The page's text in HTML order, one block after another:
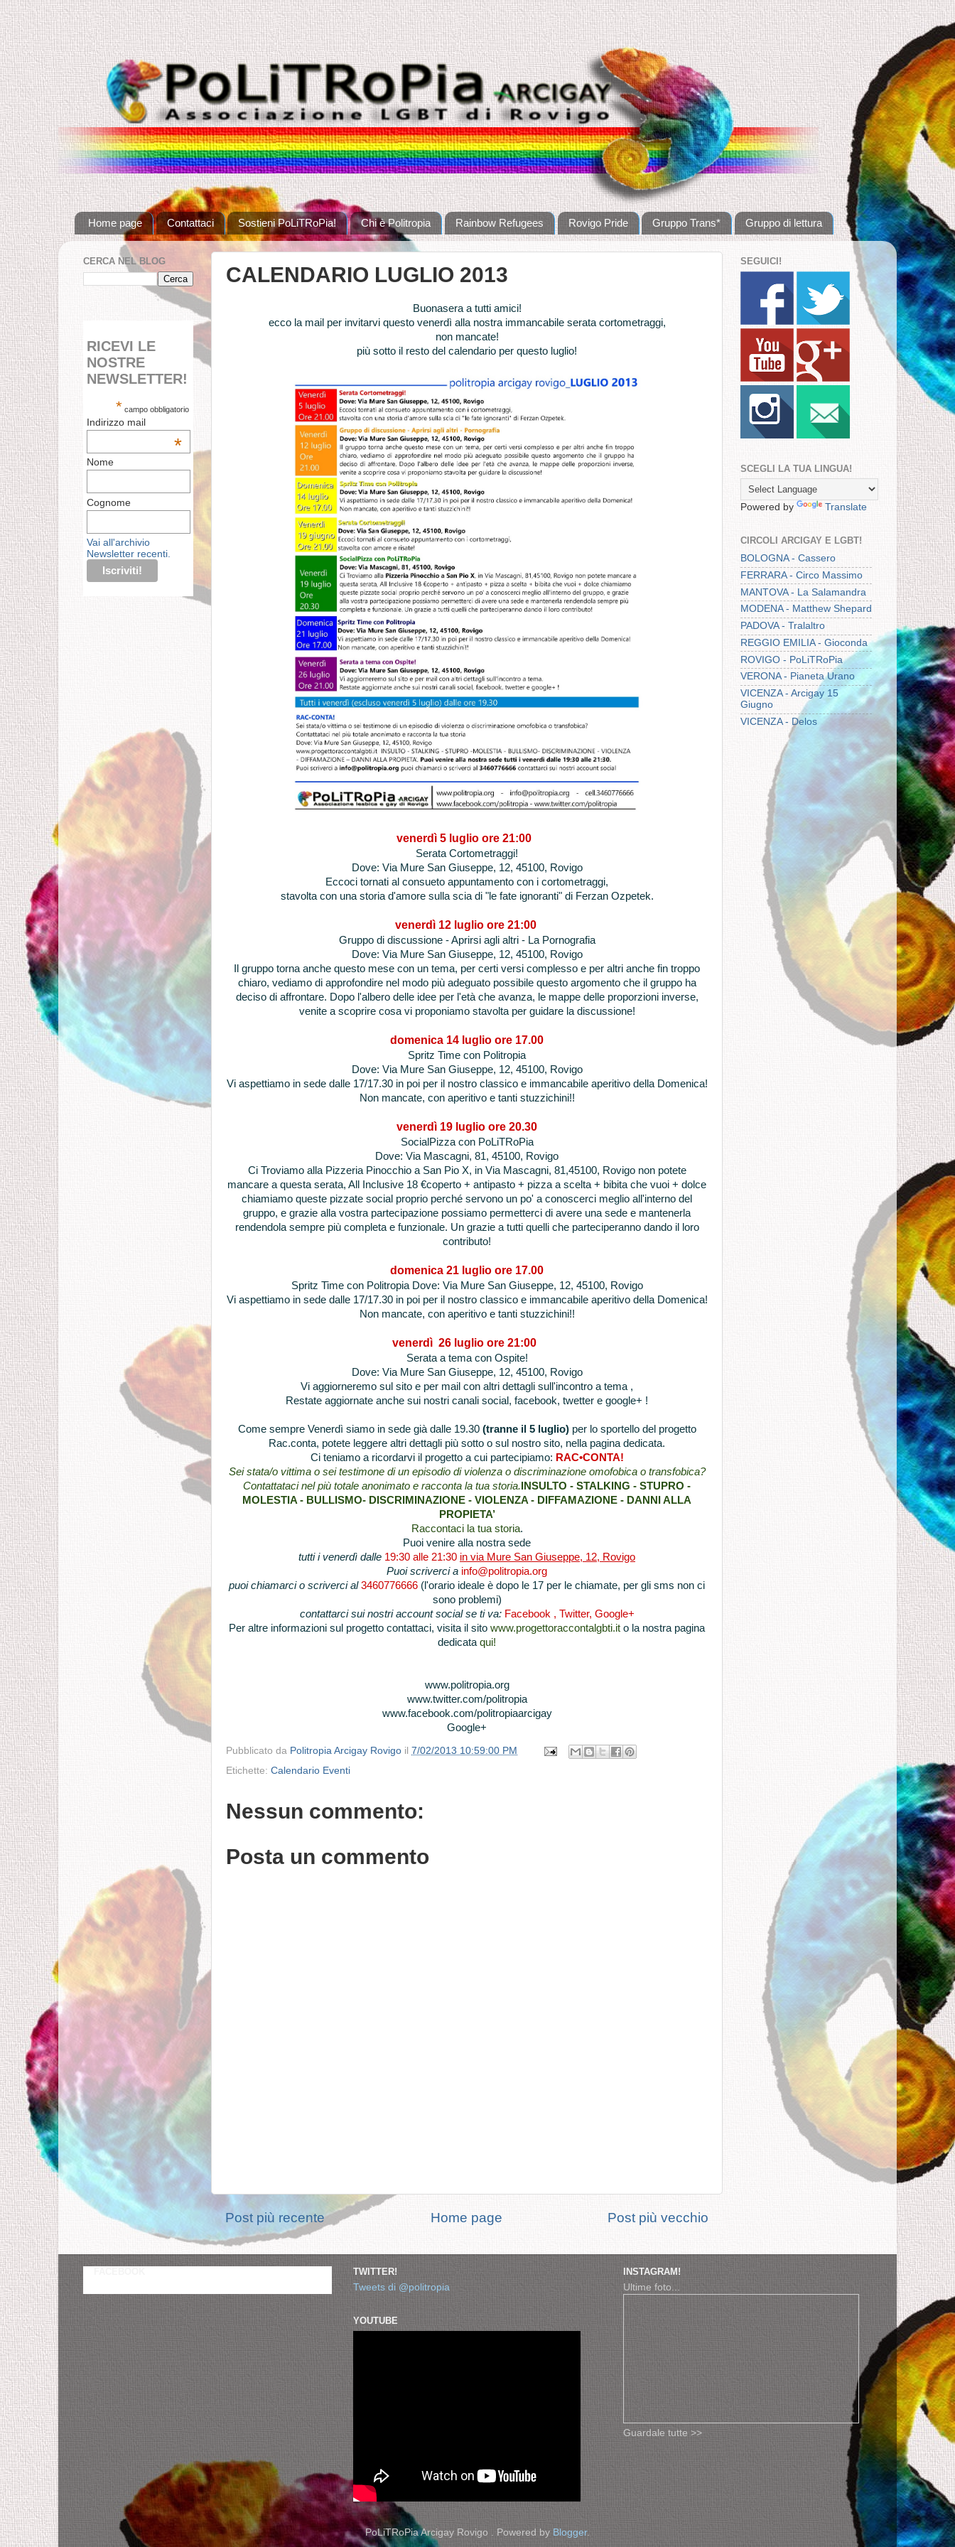
Home page Contattaci Sostieni PoLiTRoPia! Chi è Politropia Rainbow Refugees Rovigo Pride Gruppo Trans* Gruppo di lettura
CALENDARIO LUGLIO 2013
Buonasera a tutti amici!
ecco la mail per invitarvi questo venerdì alla nostra immancabile serata cortometraggi,
non mancate!
più sotto il resto del calendario per questo luglio!
venerdì 5 luglio ore 21:00
Serata Cortometraggi!
Dove: Via Mure San Giuseppe, 12, 45100, Rovigo
Eccoci tornati al consueto appuntamento con i cortometraggi,
stavolta con una storia d'amore sulla scia di "le fate ignoranti" di Ferzan Ozpetek.
venerdì 12 luglio ore 21:00
Gruppo di discussione - Aprirsi agli altri - La Pornografia
Dove: Via Mure San Giuseppe, 12, 45100, Rovigo
Il gruppo torna anche questo mese con un tema, per certi versi complesso e per altri anche fin troppo
chiaro, vediamo di approfondire nel modo più adeguato possibile questo argomento che il gruppo ha
deciso di affrontare. Dopo l'albero delle idee per l'età che avanza, le mappe delle proporzioni inverse,
venite a scoprire cosa vi proponiamo stavolta per guidare la discussione!
domenica 14 luglio ore 17.00
Spritz Time con Politropia
Dove: Via Mure San Giuseppe, 12, 45100, Rovigo
Vi aspettiamo in sede dalle 17/17.30 in poi per il nostro classico e immancabile aperitivo della Domenica!
Non mancate, con aperitivo e tanti stuzzichini!!
venerdì 19 luglio ore 20.30
SocialPizza con PoLiTRoPia
Dove: Via Mascagni, 81, 45100, Rovigo
Ci Troviamo alla Pizzeria Pinocchio a San Pio X, in Via Mascagni, 81,45100, Rovigo non potete
mancare a questa serata, All Inclusive 18 €coperto + antipas​to + pizza a scelta + bibita che vuoi + dolce
chiamiamo queste pizzate social proprio perché servono un po' a conoscerci meglio all'interno del
gruppo, e grazie alla vostra partecipazione possiamo permetterci di avere una sede e mantenerla
rendendola sempre più completa e funzionale. Un grazie a tutti quelli che parteciperanno dando il loro
contributo!
domenica 21 luglio ore 17.00
Spritz Time con Politropia Dove: Via Mure San Giuseppe, 12, 45100, Rovigo
Vi aspettiamo in sede dalle 17/17.30 in poi per il nostro classico e immancabile aperitivo della Domenica!
Non mancate, con aperitivo e tanti stuzzichini!!
venerdì 26 luglio ore 21:00
Serata a tema con Ospite!
Dove: Via Mure San Giuseppe, 12, 45100, Rovigo
Vi aggiorneremo sul sito e per mail con altri dettagli sull'incontro a tema ,
Restate aggiornate anche sui nostri canali social, facebook, twetter e google+ !
Come sempre Venerdì siamo in sede già dalle 19.30 (tranne il 5 luglio)per lo sportello del progetto
Rac.conta, potete leggere altri dettagli più sotto o sul nostro sito, nella pagina dedicata.
Ci teniamo a ricordarvi il progetto a cui partecipiamo: RAC•CONTA!
Sei stata/o vittima o sei testimone di un episodio di violenza o discriminazione omofobica o transfobica?
Contattataci nel più totale anonimato e racconta la tua storia. INSULTO - STALKING - STUPRO -
MOLESTIA - BULLISMO- DISCRIMINAZIONE - VIOLENZA - DIFFAMAZIONE - DANNI ALLA
PROPIETA’
Raccontaci la tua storia.
Puoi venire alla nostra sede
tutti i venerdì dalle 19:30 alle 21:30 in via Mure San Giuseppe, 12, Rovigo
Puoi scriverci a info@politropia.org
puoi chiamarci o scriverci al3460776666 (l'orario ideale è dopo le 17 per le chiamate, per gli sms non ci
sono problemi)
contattarci sui nostri account social se ti va: Facebook , Twitter, Google+
Per altre informazioni sul progetto contattaci, visita il sito www.progettoraccontalgbti.it o la nostra pagina
dedicata qui!
www.politropia.org
www.twitter.com/politropia
www.facebook.com/politropiaarcigay
Google+
Pubblicato da Politropia Arcigay Rovigo il 7/02/2013 10:59:00 PM
Etichette: Calendario Eventi
Nessun commento:
Posta un commento
Post più recente Post più vecchio
Home page
CERCA NEL BLOG
RICEVI LE
NOSTRE
NEWSLETTER!
* campo obbligatorio
Indirizzo mail
*
Nome
Cognome
Vai all'archivio
Newsletter recenti.
SEGUICI!
SCEGLI LA TUA LINGUA!
Powered by Translate
CIRCOLI ARCIGAY E LGBT!
BOLOGNA - Cassero
FERRARA - Circo Massimo
MANTOVA - La Salamandra
MODENA - Matthew Shepard
PADOVA - Tralaltro
REGGIO EMILIA - Gioconda
ROVIGO - PoLiTRoPia
VERONA - Pianeta Urano
VICENZA - Arcigay 15
Giugno
VICENZA - Delos
TWITTER!
Tweets di @politropia
YOUTUBE
INSTAGRAM!
Ultime foto...
Guardale tutte >>
PoLiTRoPia Arcigay Rovigo . Powered by Blogger.